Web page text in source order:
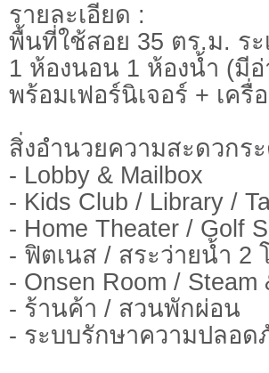
รายละเอียด :
พื้นที่ใช้สอย 35 ตร.ม. ระ
1 ห้องนอน 1 ห้องน้ำ (มี
พร้อมเฟอร์นิเจอร์ + เค
สิ่งอำนวยความสะดวกร
- Lobby & Mailbox
- Kids Club / Library /
- Home Theater / Golf
- ฟิตเนส / สระว่ายน้ำ 2
- Onsen Room / Steam
- ร้านค้า / สวนพักผ่อน
- ระบบรักษาความปลอด